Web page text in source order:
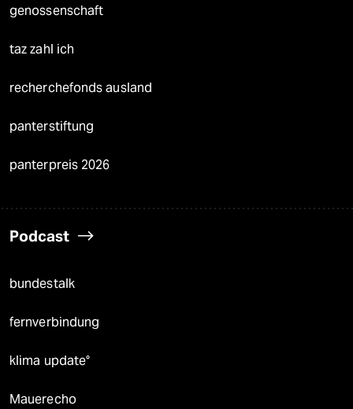
genossenschaft
taz zahl ich
recherchefonds ausland
panterstiftung
panterpreis 2026
Podcast
bundestalk
fernverbindung
klima update°
Mauerecho